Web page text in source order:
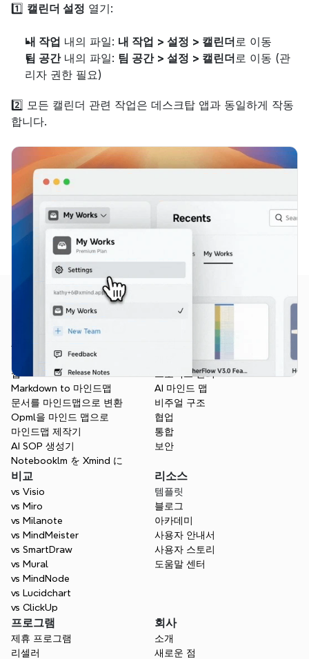
1️⃣ 캘린더 설정 열기:
내 작업 내의 파일: 내 작업 > 설정 > 캘린더 로 이동
팀 공간 내의 파일: 팀 공간 > 설정 > 캘린더 로 이동 (관
리자 권한 필요)
2️⃣ 모든 캘린더 관련 작업은 데스크탑 앱과 동일하게 작동
합니다.
제품
웹
Markdown to 마인드맵
문서를 마인드맵으로 변환
Opml을 마인드 맵으로
마인드맵 제작기
AI SOP 생성기
Notebooklm を Xmind に
프로젝트 관리
AI 마인드 맵
비주얼 구조
협업
통합
보안
비교
vs Visio
vs Miro
vs Milanote
vs MindMeister
vs SmartDraw
vs Mural
vs MindNode
vs Lucidchart
vs ClickUp
리소스
템플릿
블로그
아카데미
사용자 안내서
사용자 스토리
도움말 센터
프로그램
제휴 프로그램
리셀러
회사
소개
새로운 점